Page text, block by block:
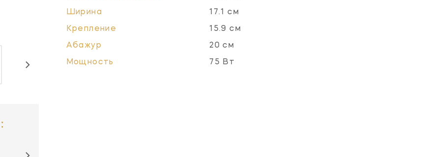
Ширина 17.1 см
Крепление 15.9 см
Абажур 20 см
Мощность 75 Вт